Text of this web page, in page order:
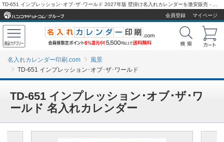
会員登録
マイページ
名入れカレンダー印刷.com
風景
TD-651 インプレッション･オブ･ザ･ワールド
TD-651 インプレッション･オブ･ザ･ワ
ールド 名入れカレンダー